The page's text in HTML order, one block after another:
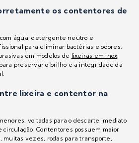
os contentores de
água, detergente neutro e
para eliminar bactérias e odores.
em modelos de lixeiras em inox,
preservar o brilho e a integridade da
lixeira e contentor na
voltadas para o descarte imediato
circulação. Contentores possuem maior
muitas vezes, rodas para transporte,